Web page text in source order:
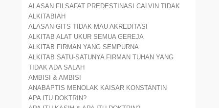
ALASAN FILSAFAT PREDESTINASI CALVIN TIDAK
ALKITABIAH
ALASAN GITS TIDAK MAU AKREDITASI
ALKITAB ALAT UKUR SEMUA GEREJA
ALKITAB FIRMAN YANG SEMPURNA
ALKITAB SATU-SATUNYA FIRMAN TUHAN YANG
TIDAK ADA SALAH
AMBISI & AMBISI
ANABAPTIS MENOLAK KAISAR KONSTANTIN
APA ITU DOKTRIN?